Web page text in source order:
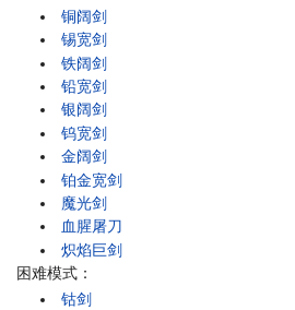
铜阔剑
锡宽剑
铁阔剑
铅宽剑
银阔剑
钨宽剑
金阔剑
铂金宽剑
魔光剑
血腥屠刀
炽焰巨剑
困难模式：
钴剑